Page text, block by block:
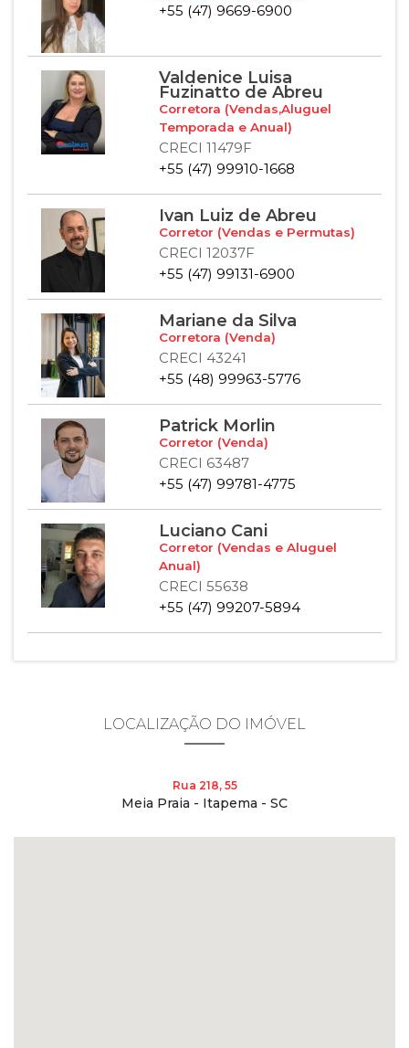
+55 (47) 9669-6900
Valdenice Luisa
Fuzinatto de Abreu
Corretora (Vendas,Aluguel
Temporada e Anual)
CRECI 11479F
+55 (47) 99910-1668
Ivan Luiz de Abreu
Corretor (Vendas e Permutas)
CRECI 12037F
+55 (47) 99131-6900
Mariane da Silva
Corretora (Venda)
CRECI 43241
+55 (48) 99963-5776
Patrick Morlin
Corretor (Venda)
CRECI 63487
+55 (47) 99781-4775
Luciano Cani
Corretor (Vendas e Aluguel
Anual)
CRECI 55638
+55 (47) 99207-5894
LOCALIZAÇÃO DO IMÓVEL
Rua 218, 55
Meia Praia - Itapema - SC